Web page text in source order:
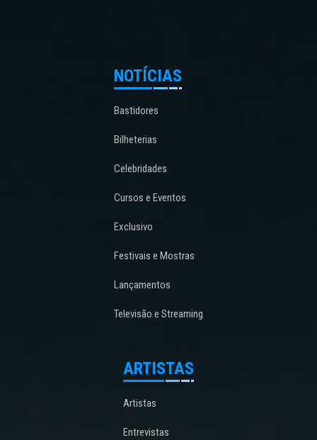
NOTÍCIAS
Bastidores
Bilheterias
Celebridades
Cursos e Eventos
Exclusivo
Festivais e Mostras
Lançamentos
Televisão e Streaming
ARTISTAS
Artistas
Entrevistas